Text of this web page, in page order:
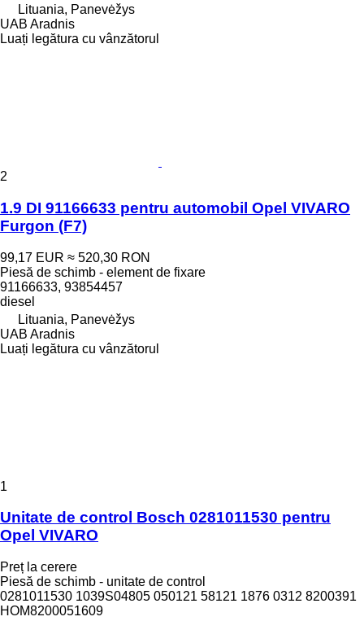
Lituania, Panevėžys
UAB Aradnis
Luați legătura cu vânzătorul
2
1.9 DI 91166633 pentru automobil Opel VIVARO
Furgon (F7)
99,17 EUR ≈ 520,30 RON
Piesă de schimb - element de fixare
91166633, 93854457
diesel
Lituania, Panevėžys
UAB Aradnis
Luați legătura cu vânzătorul
1
Unitate de control Bosch 0281011530 pentru
Opel VIVARO
Preț la cerere
Piesă de schimb - unitate de control
0281011530 1039S04805 050121 58121 1876 0312 8200391
HOM8200051609